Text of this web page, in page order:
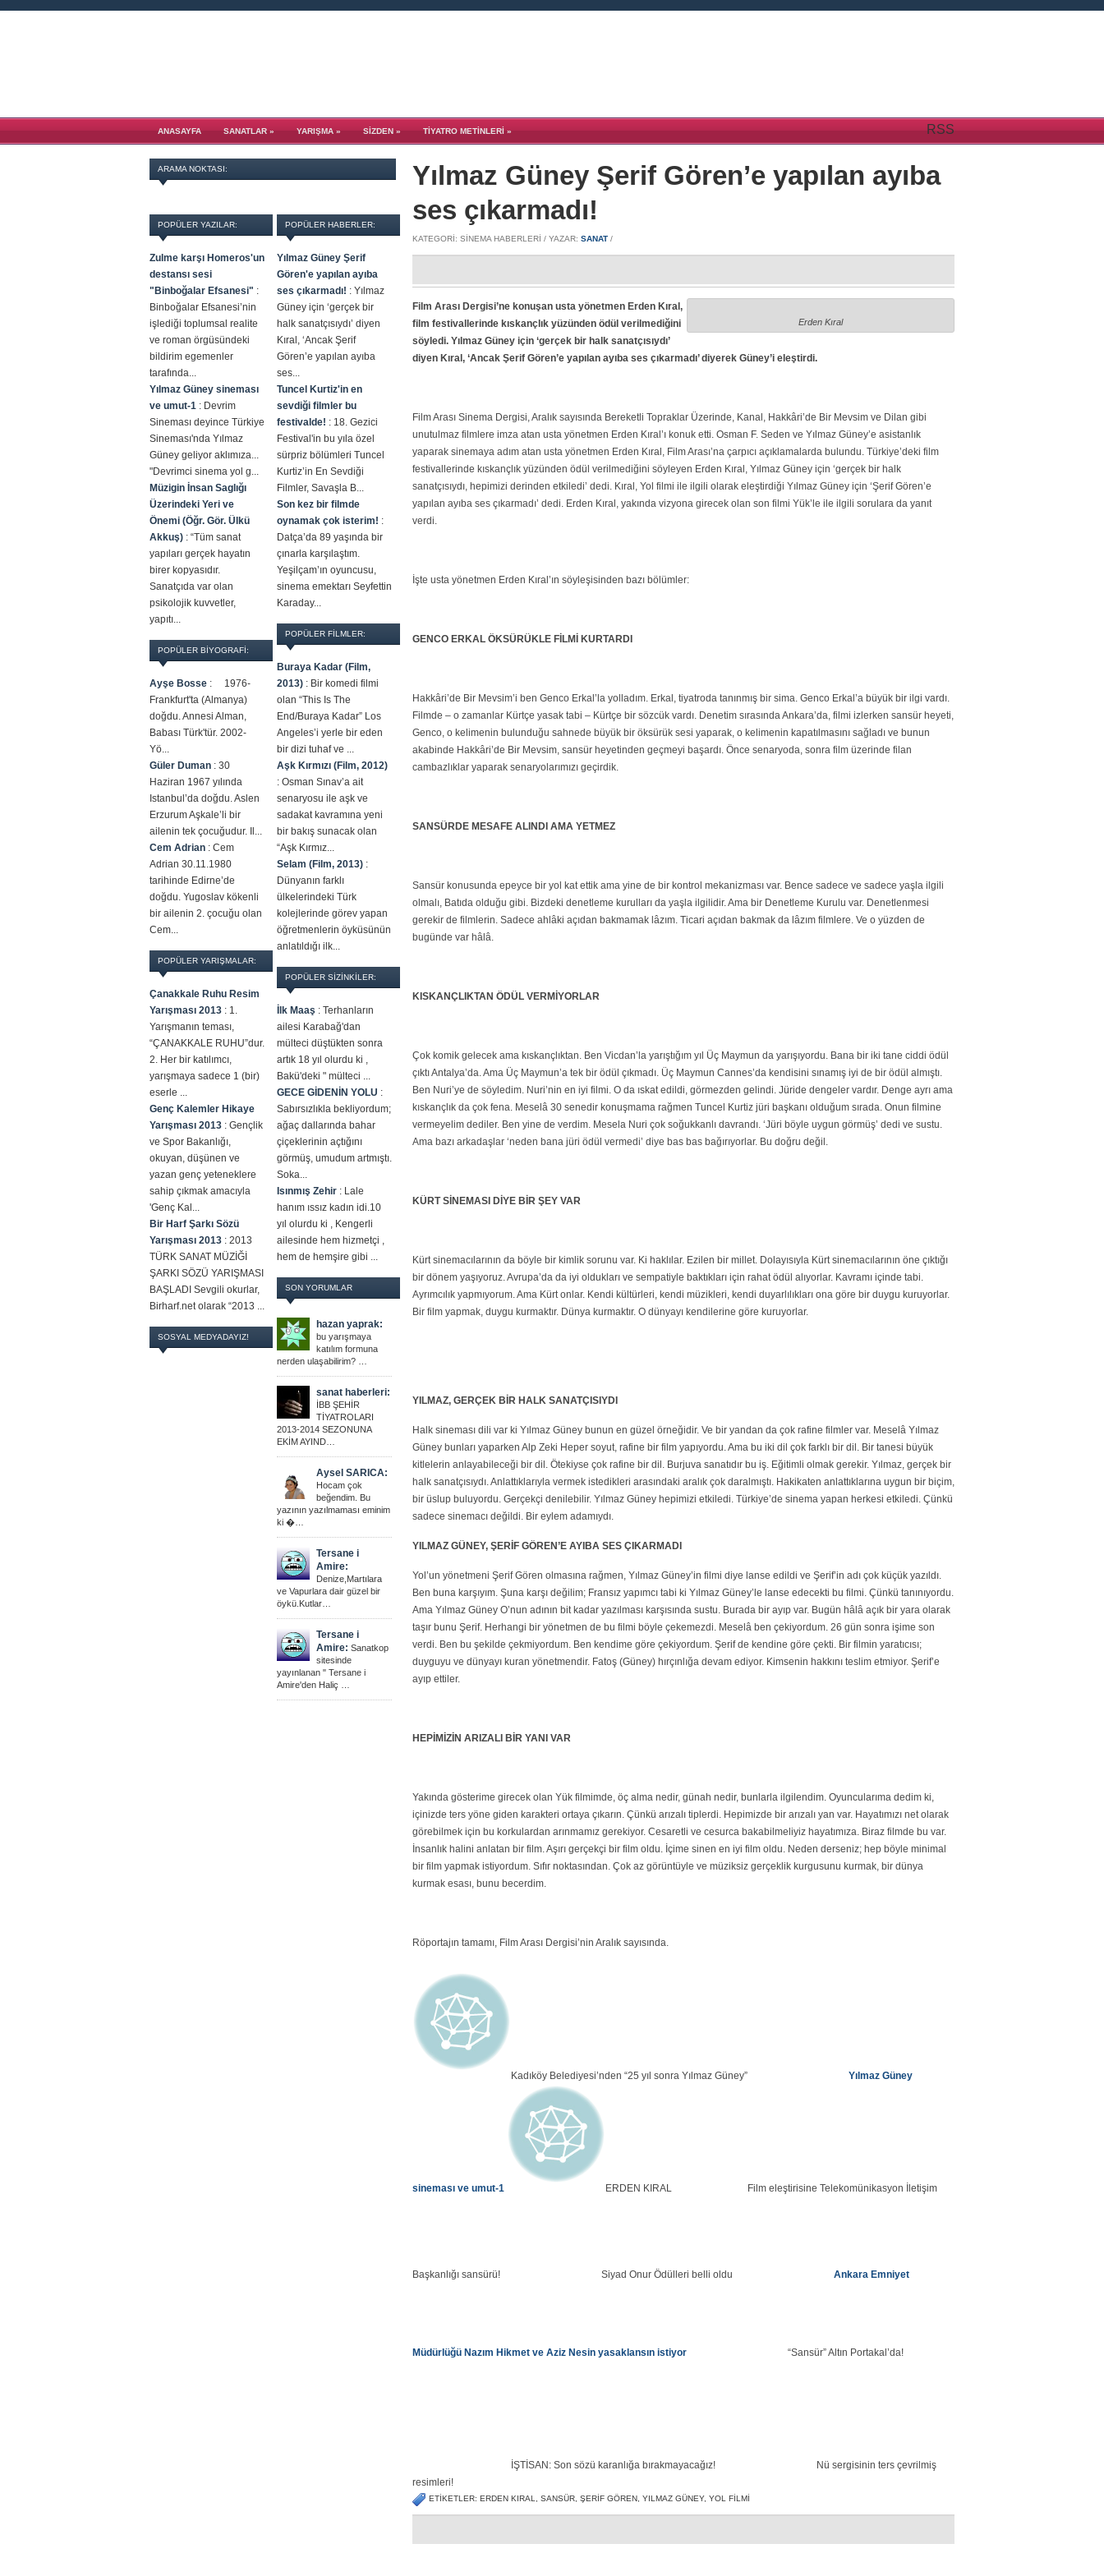
ANASAYFA SANATLAR» YARIŞMA» SİZDEN» TIYATRO METINLERI» RSS
Yılmaz Güney Şerif Gören’e yapılan ayıba
ses çıkarmadı!
KATEGORI: SINEMA HABERLERI / YAZAR: SANAT /
Erden Kıral
Film Arası Dergisi’ne konuşan usta yönetmen Erden Kıral,
film festivallerinde kıskançlık yüzünden ödül verilmediğini
söyledi. Yılmaz Güney için ‘gerçek bir halk sanatçısıydı’
diyen Kıral, ‘Ancak Şerif Gören’e yapılan ayıba ses çıkarmadı’ diyerek Güney’i eleştirdi.
Film Arası Sinema Dergisi, Aralık sayısında Bereketli Topraklar Üzerinde, Kanal, Hakkâri’de Bir Mevsim ve Dilan gibi
unutulmaz filmlere imza atan usta yönetmen Erden Kıral’ı konuk etti. Osman F. Seden ve Yılmaz Güney’e asistanlık
yaparak sinemaya adım atan usta yönetmen Erden Kıral, Film Arası’na çarpıcı açıklamalarda bulundu. Türkiye’deki film
festivallerinde kıskançlık yüzünden ödül verilmediğini söyleyen Erden Kıral, Yılmaz Güney için ‘gerçek bir halk
sanatçısıydı, hepimizi derinden etkiledi’ dedi. Kıral, Yol filmi ile ilgili olarak eleştirdiği Yılmaz Güney için ‘Şerif Gören’e
yapılan ayıba ses çıkarmadı’ dedi. Erden Kıral, yakında vizyona girecek olan son filmi Yük’le ile ilgili sorulara da yanıt
verdi.
İşte usta yönetmen Erden Kıral’ın söyleşisinden bazı bölümler:
GENCO ERKAL ÖKSÜRÜKLE FİLMİ KURTARDI
Hakkâri’de Bir Mevsim’i ben Genco Erkal’la yolladım. Erkal, tiyatroda tanınmış bir sima. Genco Erkal’a büyük bir ilgi vardı.
Filmde – o zamanlar Kürtçe yasak tabi – Kürtçe bir sözcük vardı. Denetim sırasında Ankara’da, filmi izlerken sansür heyeti,
Genco, o kelimenin bulunduğu sahnede büyük bir öksürük sesi yaparak, o kelimenin kapatılmasını sağladı ve bunun
akabinde Hakkâri’de Bir Mevsim, sansür heyetinden geçmeyi başardı. Önce senaryoda, sonra film üzerinde filan
cambazlıklar yaparak senaryolarımızı geçirdik.
SANSÜRDE MESAFE ALINDI AMA YETMEZ
Sansür konusunda epeyce bir yol kat ettik ama yine de bir kontrol mekanizması var. Bence sadece ve sadece yaşla ilgili
olmalı, Batıda olduğu gibi. Bizdeki denetleme kurulları da yaşla ilgilidir. Ama bir Denetleme Kurulu var. Denetlenmesi
gerekir de filmlerin. Sadece ahlâki açıdan bakmamak lâzım. Ticari açıdan bakmak da lâzım filmlere. Ve o yüzden de
bugünde var hâlâ.
KISKANÇLIKTAN ÖDÜL VERMİYORLAR
Çok komik gelecek ama kıskançlıktan. Ben Vicdan’la yarıştığım yıl Üç Maymun da yarışıyordu. Bana bir iki tane ciddi ödül
çıktı Antalya’da. Ama Üç Maymun’a tek bir ödül çıkmadı. Üç Maymun Cannes’da kendisini sınamış iyi de bir ödül almıştı.
Ben Nuri’ye de söyledim. Nuri’nin en iyi filmi. O da ıskat edildi, görmezden gelindi. Jüride dengeler vardır. Denge ayrı ama
kıskançlık da çok fena. Meselâ 30 senedir konuşmama rağmen Tuncel Kurtiz jüri başkanı olduğum sırada. Onun filmine
vermeyelim dediler. Ben yine de verdim. Mesela Nuri çok soğukkanlı davrandı. ‘Jüri böyle uygun görmüş’ dedi ve sustu.
Ama bazı arkadaşlar ‘neden bana jüri ödül vermedi’ diye bas bas bağırıyorlar. Bu doğru değil.
KÜRT SİNEMASI DİYE BİR ŞEY VAR
Kürt sinemacılarının da böyle bir kimlik sorunu var. Ki haklılar. Ezilen bir millet. Dolayısıyla Kürt sinemacılarının öne çıktığı
bir dönem yaşıyoruz. Avrupa’da da iyi oldukları ve sempatiyle baktıkları için rahat ödül alıyorlar. Kavramı içinde tabi.
Ayrımcılık yapmıyorum. Ama Kürt onlar. Kendi kültürleri, kendi müzikleri, kendi duyarlılıkları ona göre bir duygu kuruyorlar.
Bir film yapmak, duygu kurmaktır. Dünya kurmaktır. O dünyayı kendilerine göre kuruyorlar.
YILMAZ, GERÇEK BİR HALK SANATÇISIYDI
Halk sineması dili var ki Yılmaz Güney bunun en güzel örneğidir. Ve bir yandan da çok rafine filmler var. Meselâ Yılmaz
Güney bunları yaparken Alp Zeki Heper soyut, rafine bir film yapıyordu. Ama bu iki dil çok farklı bir dil. Bir tanesi büyük
kitlelerin anlayabileceği bir dil. Ötekiyse çok rafine bir dil. Burjuva sanatıdır bu iş. Eğitimli olmak gerekir. Yılmaz, gerçek bir
halk sanatçısıydı. Anlattıklarıyla vermek istedikleri arasındaki aralık çok daralmıştı. Hakikaten anlattıklarına uygun bir biçim,
bir üslup buluyordu. Gerçekçi denilebilir. Yılmaz Güney hepimizi etkiledi. Türkiye’de sinema yapan herkesi etkiledi. Çünkü
sadece sinemacı değildi. Bir eylem adamıydı.
YILMAZ GÜNEY, ŞERİF GÖREN’E AYIBA SES ÇIKARMADI
Yol’un yönetmeni Şerif Gören olmasına rağmen, Yılmaz Güney’in filmi diye lanse edildi ve Şerif’in adı çok küçük yazıldı.
Ben buna karşıyım. Şuna karşı değilim; Fransız yapımcı tabi ki Yılmaz Güney’le lanse edecekti bu filmi. Çünkü tanınıyordu.
Ama Yılmaz Güney O’nun adının bit kadar yazılması karşısında sustu. Burada bir ayıp var. Bugün hâlâ açık bir yara olarak
taşır bunu Şerif. Herhangi bir yönetmen de bu filmi böyle çekemezdi. Meselâ ben çekiyordum. 26 gün sonra işime son
verdi. Ben bu şekilde çekmiyordum. Ben kendime göre çekiyordum. Şerif de kendine göre çekti. Bir filmin yaratıcısı;
duyguyu ve dünyayı kuran yönetmendir. Fatoş (Güney) hırçınlığa devam ediyor. Kimsenin hakkını teslim etmiyor. Şerif’e
ayıp ettiler.
HEPİMİZİN ARIZALI BİR YANI VAR
Yakında gösterime girecek olan Yük filmimde, öç alma nedir, günah nedir, bunlarla ilgilendim. Oyuncularıma dedim ki,
içinizde ters yöne giden karakteri ortaya çıkarın. Çünkü arızalı tiplerdi. Hepimizde bir arızalı yan var. Hayatımızı net olarak
görebilmek için bu korkulardan arınmamız gerekiyor. Cesaretli ve cesurca bakabilmeliyiz hayatımıza. Biraz filmde bu var.
İnsanlık halini anlatan bir film. Aşırı gerçekçi bir film oldu. İçime sinen en iyi film oldu. Neden derseniz; hep böyle minimal
bir film yapmak istiyordum. Sıfır noktasından. Çok az görüntüyle ve müziksiz gerçeklik kurgusunu kurmak, bir dünya
kurmak esası, bunu becerdim.
Röportajın tamamı, Film Arası Dergisi’nin Aralık sayısında.
Kadıköy Belediyesi’nden “25 yıl sonra Yılmaz Güney” Yılmaz Güney
sineması ve umut-1 ERDEN KIRAL Film eleştirisine Telekomünikasyon İletişim
Başkanlığı sansürü! Siyad Onur Ödülleri belli oldu Ankara Emniyet
Müdürlüğü Nazım Hikmet ve Aziz Nesin yasaklansın istiyor “Sansür” Altın Portakal’da!
İŞTİSAN: Son sözü karanlığa bırakmayacağız!
Nü sergisinin ters çevrilmiş
resimleri!
ETIKETLER: ERDEN KIRAL, SANSÜR, ŞERIF GÖREN, YILMAZ GÜNEY, YOL FILMI
ARAMA NOKTASI:
POPÜLER YAZILAR:
Zulme karşı Homeros'un
destansı sesi
"Binboğalar Efsanesi" :
Binboğalar Efsanesi’nin
işlediği toplumsal realite
ve roman örgüsündeki
bildirim egemenler
tarafında...
Yılmaz Güney sineması
ve umut-1 : Devrim
Sineması deyince Türkiye
Sineması'nda Yılmaz
Güney geliyor aklımıza...
"Devrimci sinema yol g...
Müzigin İnsan Saglığı
Üzerindeki Yeri ve
Önemi (Öğr. Gör. Ülkü
Akkuş) : “Tüm sanat
yapıları gerçek hayatın
birer kopyasıdır.
Sanatçıda var olan
psikolojik kuvvetler,
yapıtı...
POPÜLER BİYOGRAFİ:
Ayşe Bosse :
1976-
Frankfurt'ta (Almanya)
doğdu. Annesi Alman,
Babası Türk'tür. 2002-
Yö...
Güler Duman : 30
Haziran 1967 yılında
Istanbul’da doğdu. Aslen
Erzurum Aşkale’li bir
ailenin tek çocuğudur. Il...
Cem Adrian : Cem
Adrian 30.11.1980
tarihinde Edirne’de
doğdu. Yugoslav kökenli
bir ailenin 2. çocuğu olan
Cem...
POPÜLER YARIŞMALAR:
Çanakkale Ruhu Resim
Yarışması 2013 : 1.
Yarışmanın teması,
“ÇANAKKALE RUHU”dur.
2. Her bir katılımcı,
yarışmaya sadece 1 (bir)
eserle ...
Genç Kalemler Hikaye
Yarışması 2013 : Gençlik
ve Spor Bakanlığı,
okuyan, düşünen ve
yazan genç yeteneklere
sahip çıkmak amacıyla
'Genç Kal...
Bir Harf Şarkı Sözü
Yarışması 2013 : 2013
TÜRK SANAT MÜZİĞİ
ŞARKI SÖZÜ YARIŞMASI
BAŞLADI Sevgili okurlar,
Birharf.net olarak “2013 ...
SOSYAL MEDYADAYIZ!
POPÜLER HABERLER:
Yılmaz Güney Şerif
Gören'e yapılan ayıba
ses çıkarmadı! : Yılmaz
Güney için ‘gerçek bir
halk sanatçısıydı’ diyen
Kıral, ‘Ancak Şerif
Gören’e yapılan ayıba
ses...
Tuncel Kurtiz'in en
sevdiği filmler bu
festivalde! : 18. Gezici
Festival'in bu yıla özel
sürpriz bölümleri Tuncel
Kurtiz’in En Sevdiği
Filmler, Savaşla B...
Son kez bir filmde
oynamak çok isterim! :
Datça’da 89 yaşında bir
çınarla karşılaştım.
Yeşilçam’ın oyuncusu,
sinema emektarı Seyfettin
Karaday...
POPÜLER FILMLER:
Buraya Kadar (Film,
2013) : Bir komedi filmi
olan “This Is The
End/Buraya Kadar” Los
Angeles’i yerle bir eden
bir dizi tuhaf ve ...
Aşk Kırmızı (Film, 2012)
: Osman Sınav’a ait
senaryosu ile aşk ve
sadakat kavramına yeni
bir bakış sunacak olan
“Aşk Kırmız...
Selam (Film, 2013) :
Dünyanın farklı
ülkelerindeki Türk
kolejlerinde görev yapan
öğretmenlerin öyküsünün
anlatıldığı ilk...
POPÜLER SİZİNKİLER:
İlk Maaş : Terhanların
ailesi Karabağ'dan
mülteci düştükten sonra
artık 18 yıl olurdu ki ,
Bakü'deki " mülteci ...
GECE GİDENİN YOLU :
Sabırsızlıkla bekliyordum;
ağaç dallarında bahar
çiçeklerinin açtığını
görmüş, umudum artmıştı.
Soka...
Isınmış Zehir : Lale
hanım ıssız kadın idi.10
yıl olurdu ki , Kengerli
ailesinde hem hizmetçi ,
hem de hemşire gibi ...
SON YORUMLAR
hazan yaprak:
bu yarışmaya
katılım formuna
nerden ulaşabilirim? …
sanat haberleri:
İBB ŞEHİR
TİYATROLARI
2013-2014 SEZONUNA
EKİM AYIND…
Aysel SARICA:
Hocam çok
beğendim. Bu
yazının yazılmaması eminim
ki �…
Tersane i
Amire:
Denize,Martılara
ve Vapurlara dair güzel bir
öykü.Kutlar…
Tersane i
Amire: Sanatkop
sitesinde
yayınlanan " Tersane i
Amire'den Haliç …